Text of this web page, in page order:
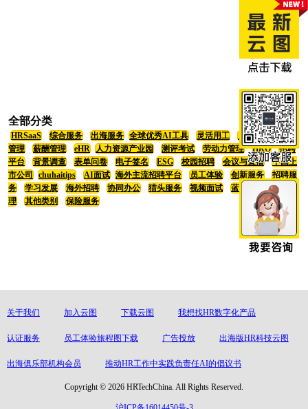
全部分类
HRSaaS 综合服务 出海服务 全球优秀AI工具 灵活用工 员工福利
招聘
管理
薪酬管理 eHR 人力资源产业园 测评考试 劳动力管理 HRO
招聘
平台
背景调查 表单问卷 电子签名 ESG 校园招聘 会议与直播
中国上
市公司
chuhaitips AI面试 海外主流招聘平台 员工体验 创新服务
招聘服
务
学习发展 海外招聘 协同办公 猎头服务 视频面试 蓝领招聘
绩效管
理
其他类别 保险服务
关于我们 加入云图 下载云图 我想找HR数字化产品
认证服务 员工体验旅程图下载 广告投放 出海版HR科技云图
出海俱乐部机构会员 推动HR工作中实践负责任AI的倡议书
Copyright © 2026 HRTechChina. All Rights Reserved.